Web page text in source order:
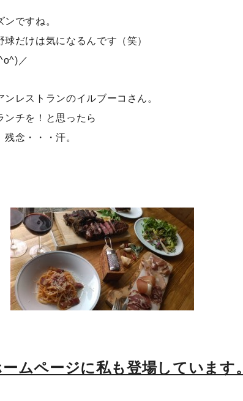
ですね。
だけは気になるんです（笑）
／
レストランのイルブーコさん。
ンチを！と思ったら
念・・・汗。
ムページに私も登場しています。